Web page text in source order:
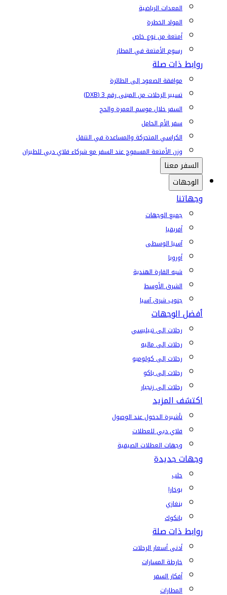
المعدات الرياضية
المواد الخطرة
أمتعة من نوع خاص
رسوم الأمتعة في المطار
روابط ذات صلة
موافقة الصعود إلى الطائرة
تسيير الرحلات من المبنى رقم 3 (DXB)
السفر خلال موسم العمرة والحج
سفر الأم الحامل
الكراسي المتحركة والمساعدة في التنقل
وزن الأمتعة المسموح عند السفر مع شركاء فلاي دبي للطيران
السفر معنا
الوجهات
وجهاتنا
جميع الوجهات
أفريقيا
آسيا الوسطى
أوروبا
شبه القارة الهندية
الشرق الأوسط
جنوب شرق آسيا
أفضل الوجهات
رحلات إلى تبيليسي
رحلات إلى ماليه
رحلات إلى كولومبو
رحلات إلى باكو
رحلات إلى زنجبار
اكتشف المزيد
تأشيرة الدخول عند الوصول
فلاي دبي للعطلات
وجهات العطلات الصيفية
وجهات جديدة
حلب
بوخارا
بنغازي
بانكوك
روابط ذات صلة
أدنى أسعار الرحلات
خارطة المسارات
أفكار السفر
المطارات